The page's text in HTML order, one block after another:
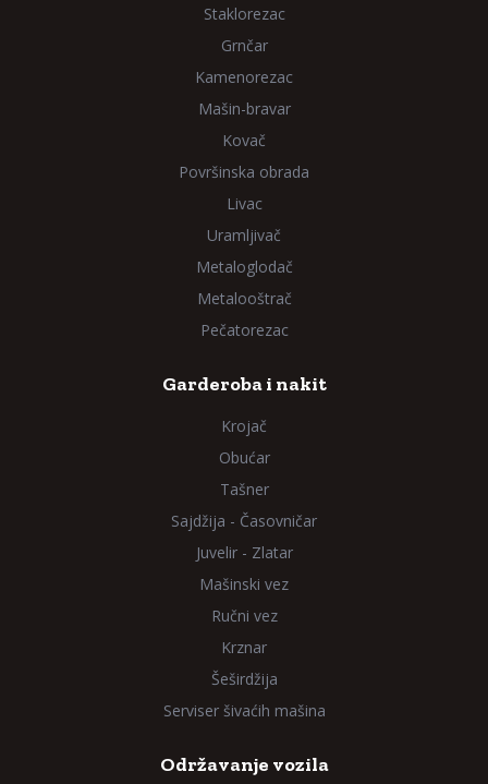
Staklorezac
Grnčar
Kamenorezac
Mašin-bravar
Kovač
Površinska obrada
Livac
Uramljivač
Metaloglodač
Metalooštrač
Pečatorezac
Garderoba i nakit
Krojač
Obućar
Tašner
Sajdžija - Časovničar
Juvelir - Zlatar
Mašinski vez
Ručni vez
Krznar
Šeširdžija
Serviser šivaćih mašina
Održavanje vozila